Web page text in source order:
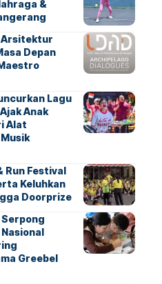
&
Arsitektur
Depan
Lagu
Ajak Anak
Alat
Run Festival
Keluhkan
Doorprize
Greebel